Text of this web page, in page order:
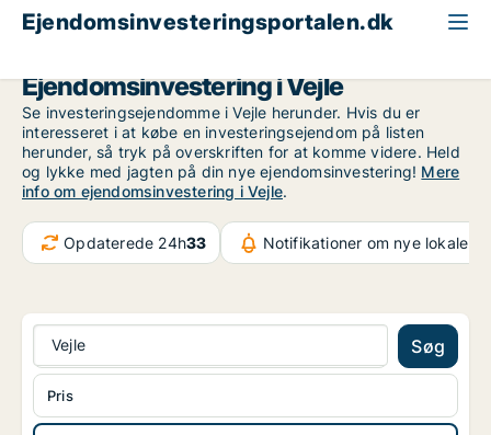
Ejendomsinvesteringsportalen.dk
Ejendomsinvestering i Vejle
Se investeringsejendomme i Vejle herunder. Hvis du er
interesseret i at købe en investeringsejendom på listen
herunder, så tryk på overskriften for at komme videre. Held
og lykke med jagten på din nye ejendomsinvestering! Mere
info om ejendomsinvestering i Vejle.
Opdaterede 24h33 Notifikationer om nye lokaler
Vejle Søg
Pris